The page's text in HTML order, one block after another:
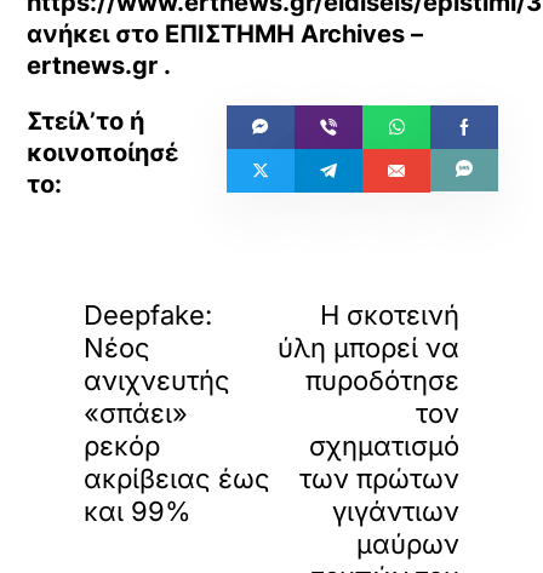
ανήκει στο ΕΠΙΣΤΗΜΗ Archives –
ertnews.gr .
Deepfake:
Νέος
ανιχνευτής
«σπάει»
ρεκόρ
ακρίβειας έως
και 99%
Η σκοτεινή
ύλη μπορεί να
πυροδότησε
τον
σχηματισμό
των πρώτων
γιγάντιων
μαύρων